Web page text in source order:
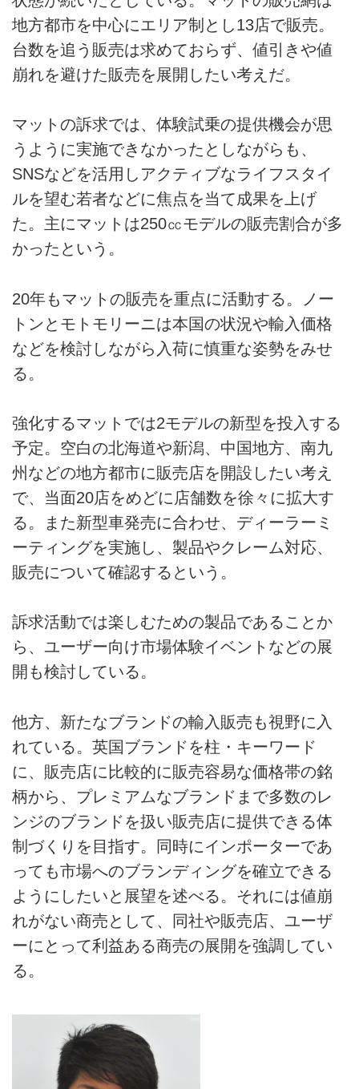
地方都市を中心にエリア制とし13店で販売。
台数を追う販売は求めておらず、値引きや値
崩れを避けた販売を展開したい考えだ。
マットの訴求では、体験試乗の提供機会が思
うように実施できなかったとしながらも、
SNSなどを活用しアクティブなライフスタイ
ルを望む若者などに焦点を当て成果を上げ
た。主にマットは250㏄モデルの販売割合が多
かったという。
20年もマットの販売を重点に活動する。ノー
トンとモトモリーニは本国の状況や輸入価格
などを検討しながら入荷に慎重な姿勢をみせ
る。
強化するマットでは2モデルの新型を投入する
予定。空白の北海道や新潟、中国地方、南九
州などの地方都市に販売店を開設したい考え
で、当面20店をめどに店舗数を徐々に拡大す
る。また新型車発売に合わせ、ディーラーミ
ーティングを実施し、製品やクレーム対応、
販売について確認するという。
訴求活動では楽しむための製品であることか
ら、ユーザー向け市場体験イベントなどの展
開も検討している。
他方、新たなブランドの輸入販売も視野に入
れている。英国ブランドを柱・キーワード
に、販売店に比較的に販売容易な価格帯の銘
柄から、プレミアムなブランドまで多数のレ
ンジのブランドを扱い販売店に提供できる体
制づくりを目指す。同時にインポーターであ
っても市場へのブランディングを確立できる
ようにしたいと展望を述べる。それには値崩
れがない商売として、同社や販売店、ユーザ
ーにとって利益ある商売の展開を強調してい
る。